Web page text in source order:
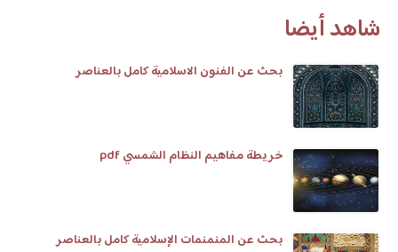
شاهد أيضا
بحث عن الفنون الاسلامية كامل بالعناصر
خريطة مفاهيم النظام الشمسي pdf
بحث عن المنمنمات الإسلامية كامل بالعناصر